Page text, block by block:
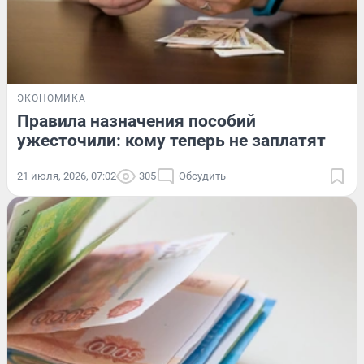
ЭКОНОМИКА
Правила назначения пособий
ужесточили: кому теперь не заплатят
21 июля, 2026, 07:02 305 Обсудить